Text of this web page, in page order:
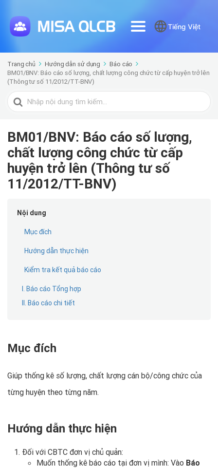
Tiếng Việt
Trang chủ Hướng dẫn sử dụng
Báo cáo
BM01/BNV: Báo cáo số lượng, chất lượng công chức từ cấp huyện trở lên
(Thông tư số 11/2012/TT-BNV)
Tìm
kiếm
BM01/BNV: Báo cáo số lượng,
chất lượng công chức từ cấp
huyện trở lên (Thông tư số
11/2012/TT-BNV)
Nội dung
Mục đích
Hướng dẫn thực hiện
Kiểm tra kết quả báo cáo
I. Báo cáo Tổng hợp
II. Báo cáo chi tiết
Mục đích
Giúp thống kê số lượng, chất lượng cán bộ/công chức của
từng huyện theo từng năm.
Hướng dẫn thực hiện
Đối với CBTC đơn vị chủ quản:
Muốn thống kê báo cáo tại đơn vị mình: Vào Báo